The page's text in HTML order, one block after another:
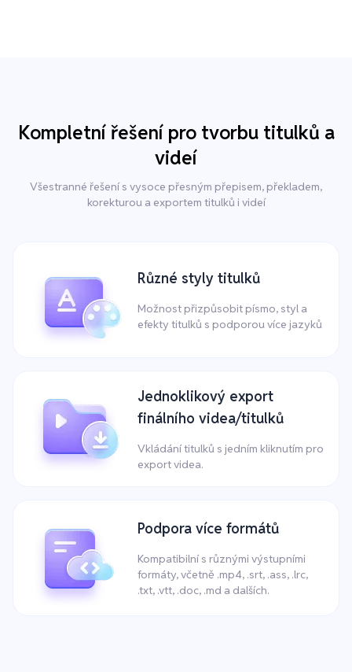
Kompletní řešení pro tvorbu titulků a
videí
Všestranné řešení s vysoce přesným přepisem, překladem,
korekturou a exportem titulků i videí
Různé styly titulků
Možnost přizpůsobit písmo, styl a
efekty titulků s podporou více jazyků
Jednoklikový export
finálního videa/titulků
Vkládání titulků s jedním kliknutím pro
export videa.
Podpora více formátů
Kompatibilní s různými výstupními
formáty, včetně .mp4, .srt, .ass, .lrc,
.txt, .vtt, .doc, .md a dalších.